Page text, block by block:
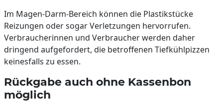
Im Magen-Darm-Bereich können die Plastikstücke
Reizungen oder sogar Verletzungen hervorrufen.
Verbraucherinnen und Verbraucher werden daher
dringend aufgefordert, die betroffenen Tiefkühlpizzen
keinesfalls zu essen.
Rückgabe auch ohne Kassenbon
möglich